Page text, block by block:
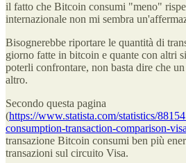
il fatto che Bitcoin consumi "meno"
internazionale non mi sembra
Bisognerebbe riportare le quantità di
giorno fatte in bitcoin e quante con altri
poterli confrontare, non basta dire che
altro.
Secondo questa pagina
(https://www.statista.com/statistics/
consumption-transaction-comparison-
transazione Bitcoin consumi ben più
transazioni sul circuito Visa.